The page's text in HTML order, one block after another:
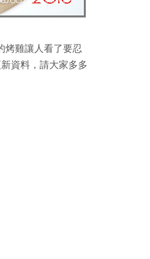
烤雞讓人看了要忍
資料，請大家多多